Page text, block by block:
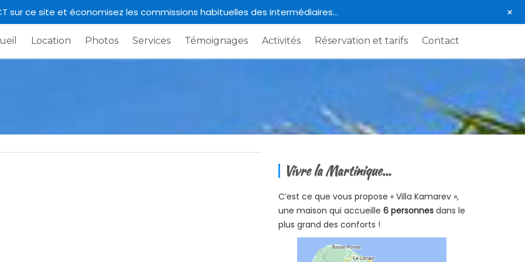
Location Photos Services Témoignages Activités Réservation et tarifs Contact
Vivre la Martinique…
C’est ce que vous propose « Villa Kamarev »,
une maison qui accueille 6 personnesdans le
plus grand des conforts !
sur ce site et économisez les commissions habituelles des intermédiaires… +